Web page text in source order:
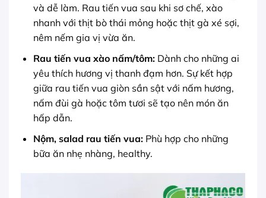
và dễ làm. Rau tiến vua sau khi sơ chế, xào
nhanh với thịt bò thái mỏng hoặc thịt gà xé sợi,
nêm nếm gia vị vừa ăn.
Rau tiến vua xào nấm/tôm:Dành cho những ai
yêu thích hương vị thanh đạm hơn. Sự kết hợp
giữa rau tiến vua giòn sần sật với nấm hương,
nấm đùi gà hoặc tôm tươi sẽ tạo nên món ăn
hấp dẫn.
Nộm, salad rau tiến vua:Phù hợp cho những
bữa ăn nhẹ nhàng, healthy.